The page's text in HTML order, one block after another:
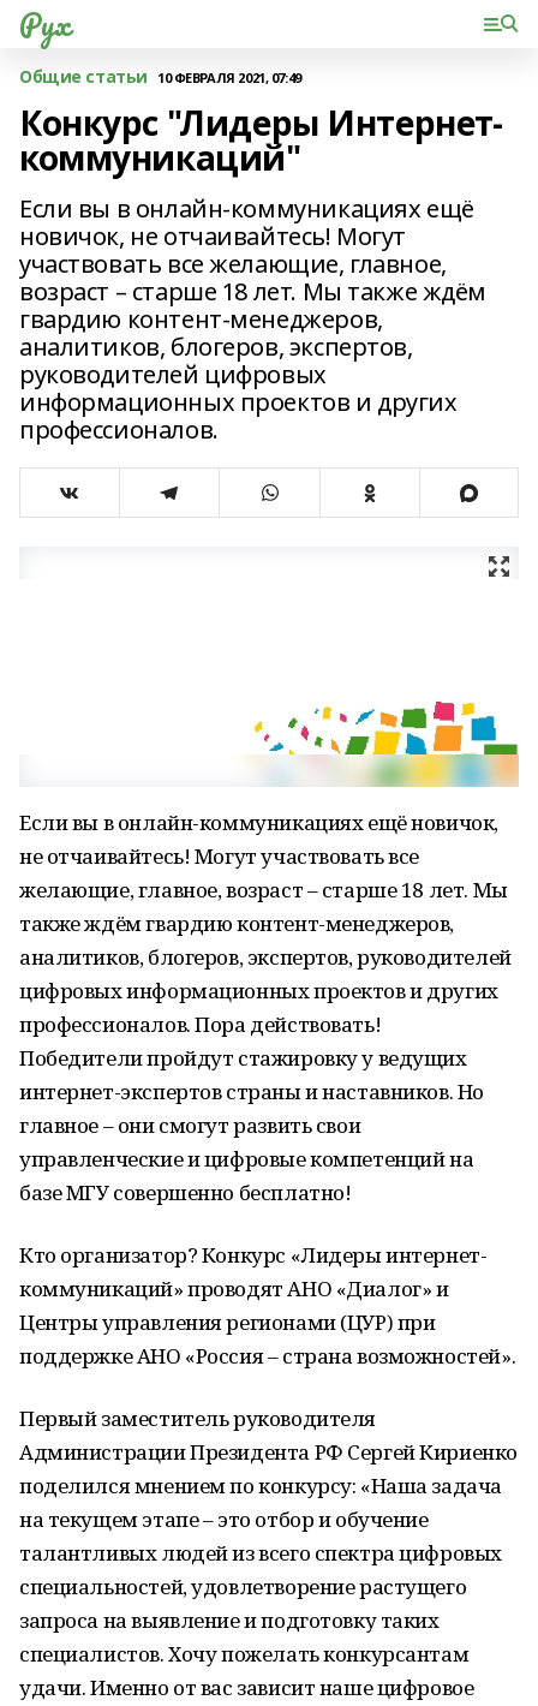
Рух
Общие статьи 10 ФЕВРАЛЯ 2021, 07:49
Конкурс "Лидеры Интернет-
коммуникаций"
Если вы в онлайн-коммуникациях ещё
новичок, не отчаивайтесь! Могут
участвовать все желающие, главное,
возраст – старше 18 лет. Мы также ждём
гвардию контент-менеджеров,
аналитиков, блогеров, экспертов,
руководителей цифровых
информационных проектов и других
профессионалов.
Если вы в онлайн-коммуникациях ещё новичок,
не отчаивайтесь! Могут участвовать все
желающие, главное, возраст – старше 18 лет. Мы
также ждём гвардию контент-менеджеров,
аналитиков, блогеров, экспертов, руководителей
цифровых информационных проектов и других
профессионалов. Пора действовать!
Победители пройдут стажировку у ведущих
интернет-экспертов страны и наставников. Но
главное – они смогут развить свои
управленческие и цифровые компетенций на
базе МГУ совершенно бесплатно!
Кто организатор? Конкурс «Лидеры интернет-
коммуникаций» проводят АНО «Диалог» и
Центры управления регионами (ЦУР) при
поддержке АНО «Россия – страна возможностей».
Первый заместитель руководителя
Администрации Президента РФ Сергей Кириенко
поделился мнением по конкурсу: «Наша задача
на текущем этапе – это отбор и обучение
талантливых людей из всего спектра цифровых
специальностей, удовлетворение растущего
запроса на выявление и подготовку таких
специалистов. Хочу пожелать конкурсантам
удачи. Именно от вас зависит наше цифровое